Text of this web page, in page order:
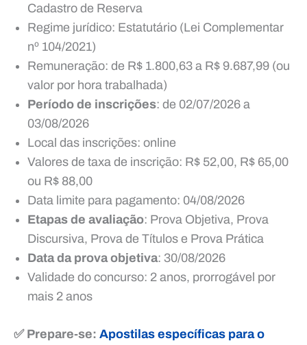
Cadastro de Reserva
Regime jurídico: Estatutário (Lei Complementar
nº 104/2021)
Remuneração: de R$ 1.800,63 a R$ 9.687,99 (ou
valor por hora trabalhada)
Período de inscrições: de 02/07/2026 a
03/08/2026
Local das inscrições: online
Valores de taxa de inscrição: R$ 52,00, R$ 65,00
ou R$ 88,00
Data limite para pagamento: 04/08/2026
Etapas de avaliação: Prova Objetiva, Prova
Discursiva, Prova de Títulos e Prova Prática
Data da prova objetiva: 30/08/2026
Validade do concurso: 2 anos, prorrogável por
mais 2 anos
✅ Prepare-se: Apostilas específicas para o